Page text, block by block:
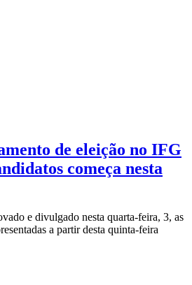
de eleição no IFG
começa nesta
e divulgado nesta quarta-feira, 3, as
a partir desta quinta-feira